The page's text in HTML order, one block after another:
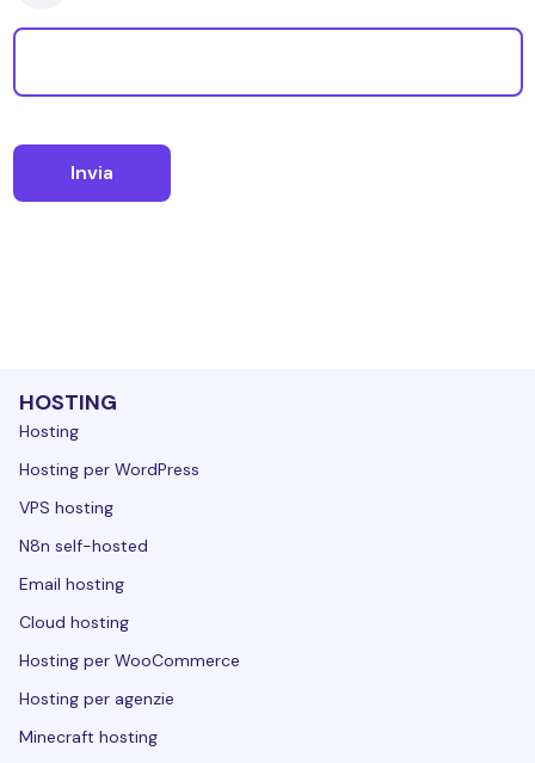
HOSTING
Hosting
Hosting per WordPress
VPS hosting
N8n self-hosted
Email hosting
Cloud hosting
Hosting per WooCommerce
Hosting per agenzie
Minecraft hosting